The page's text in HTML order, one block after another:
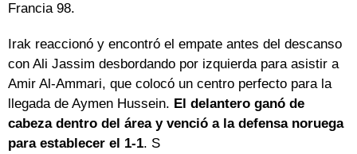
Francia 98.
Irak reaccionó y encontró el empate antes del descanso
con Ali Jassim desbordando por izquierda para asistir a
Amir Al-Ammari, que colocó un centro perfecto para la
llegada de Aymen Hussein. El delantero ganó de
cabeza dentro del área y venció a la defensa noruega
para establecer el 1-1. S